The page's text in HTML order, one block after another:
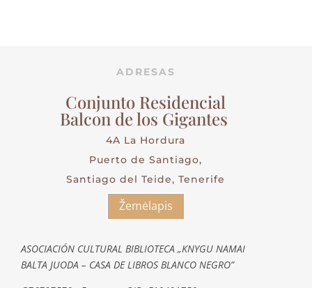
ADRESAS
Conjunto Residencial
Balcon de los Gigantes
4A La Hordura
Puerto de Santiago,
Santiago del Teide, Tenerife
Žemėlapis
ASOCIACIÓN CULTURAL BIBLIOTECA „KNYGU NAMAI
BALTA JUODA – CASA DE LIBROS BLANCO NEGRO”